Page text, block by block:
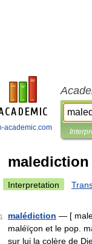
academic.com
malediction
Interpretation
1 malédiction — [
maléïçon et le pop.
sur lui la colère de